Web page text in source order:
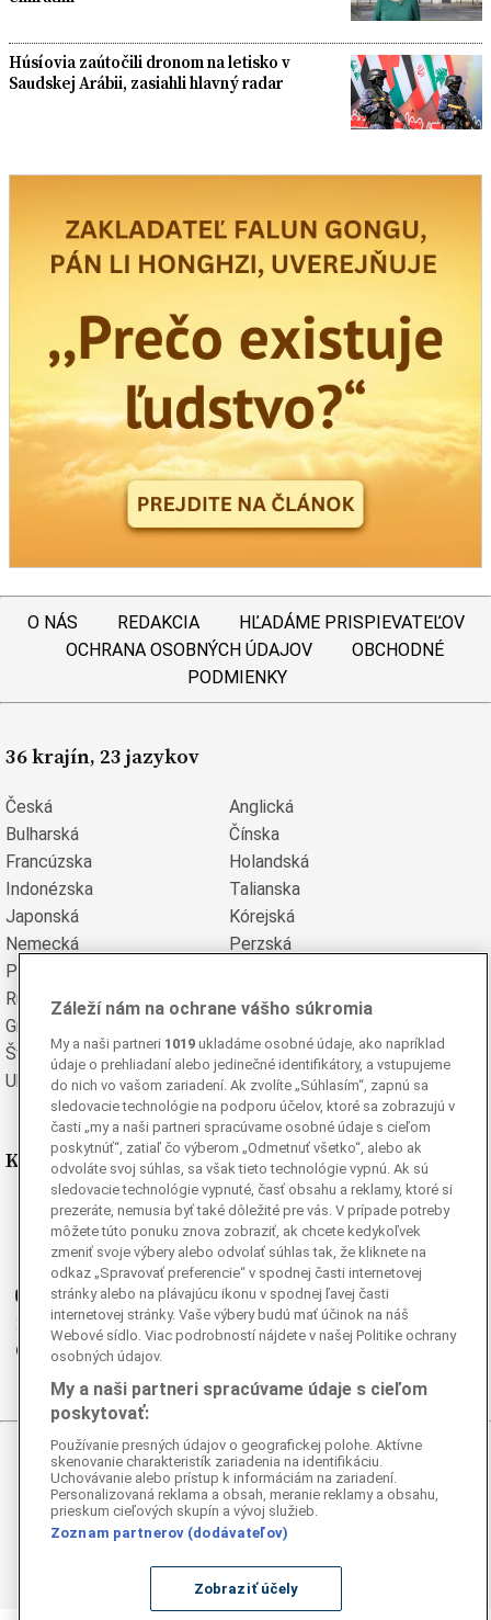
Húsíovia zaútočili dronom na letisko v
Saudskej Arábii, zasiahli hlavný radar
O NÁS REDAKCIA
HĽADÁME PRISPIEVATEĽOV
OCHRANA OSOBNÝCH ÚDAJOV
OBCHODNÉ
PODMIENKY
36 krajín, 23 jazykov
Česká
Anglická
Bulharská
Čínska
Francúzska
Holandská
Indonézska
Talianska
Japonská
Kórejská
Nemecká
Perzská
Poľská
Rumunská
Ruská
Grécka
Švédska
Turecká
Ukrajinská
Vietnamská
Kde nás nájdete
Facebook
Instagram
Ganjing
Youtube
Twitter
Telegram
RSS
© 2026 Epoch Times Slovensko
Všetky práva vyhradené. Publikovanie alebo ďalšie šírenie
správ a fotografií zo zdrojov TASR je bez
autorského zákona.
Záleží nám na ochrane vášho súkromia
My a naši partneri 1019 ukladáme osobné údaje, ako napríklad
údaje o prehliadaní alebo jedinečné identifikátory, a vstupujeme
do nich vo vašom zariadení. Ak zvolíte „Súhlasím“, zapnú sa
sledovacie technológie na podporu účelov, ktoré sa zobrazujú v
časti „my a naši partneri spracúvame osobné údaje s cieľom
poskytnúť“, zatiaľ čo výberom „Odmetnuť všetko“, alebo ak
odvoláte svoj súhlas, sa však tieto technológie vypnú. Ak sú
sledovacie technológie vypnuté, časť obsahu a reklamy, ktoré si
prezeráte, nemusia byť také dôležité pre vás. V prípade potreby
môžete túto ponuku znova zobraziť, ak chcete kedykoľvek
zmeniť svoje výbery alebo odvolať súhlas tak, že kliknete na
odkaz „Spravovať preferencie“ v spodnej časti internetovej
stránky alebo na plávajúcu ikonu v spodnej ľavej časti
internetovej stránky. Vaše výbery budú mať účinok na náš
Webové sídlo. Viac podrobností nájdete v našej Politike ochrany
osobných údajov.
My a naši partneri spracúvame údaje s cieľom
poskytovať:
Používanie presných údajov o geografickej polohe. Aktívne
skenovanie charakteristík zariadenia na identifikáciu.
Uchovávanie alebo prístup k informáciám na zariadení.
Personalizovaná reklama a obsah, meranie reklamy a obsahu,
prieskum cieľových skupín a vývoj služieb.
Zoznam partnerov (dodávateľov)
Zobraziť účely